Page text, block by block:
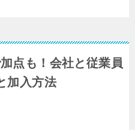
点も！会社と従業員
加入方法